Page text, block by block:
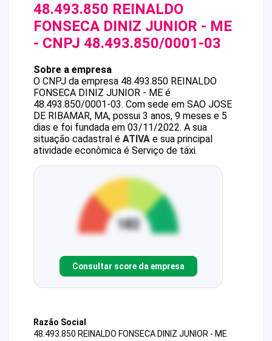
48.493.850 REINALDO
FONSECA DINIZ JUNIOR - ME
- CNPJ 48.493.850/0001-03
Sobre a empresa
O CNPJ da empresa 48.493.850 REINALDO
FONSECA DINIZ JUNIOR - ME é
48.493.850/0001-03. Com sede em SAO JOSE
DE RIBAMAR, MA, possui 3 anos, 9 meses e 5
dias e foi fundada em 03/11/2022. A sua
situação cadastral é ATIVA e sua principal
atividade econômica é Serviço de táxi.
Consultar score da empresa
Razão Social
48.493.850 REINALDO FONSECA DINIZ JUNIOR - ME